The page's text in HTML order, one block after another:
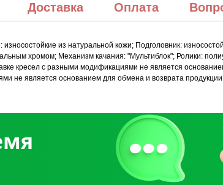
Доставка Оплата
из натуральной кожи; Подголовник:
хромом; Механизм качания: "Мультиблок"; Ролики:
кресел с разными модификациями не является
не является основанием для обмена и возврата